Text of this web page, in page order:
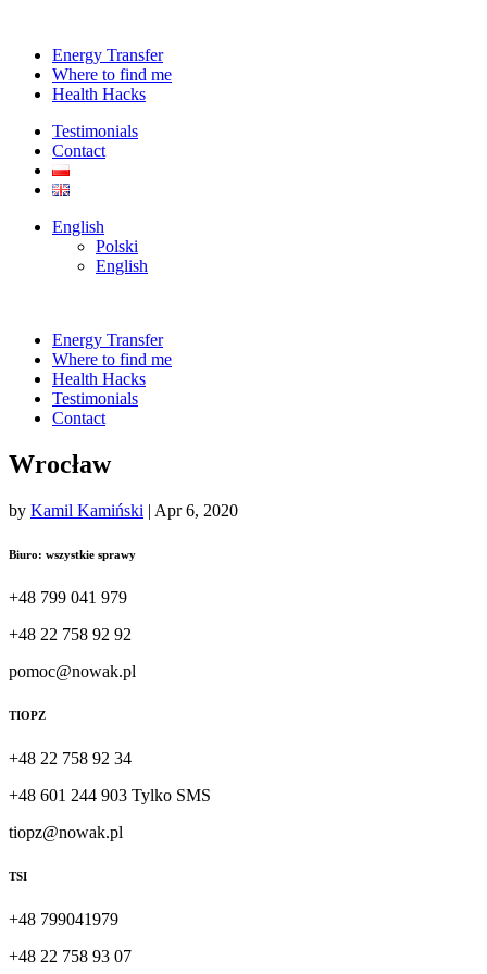
Energy Transfer
Where to find me
Health Hacks
Testimonials
Contact
English
Polski
English
Energy Transfer
Where to find me
Health Hacks
Testimonials
Contact
Wrocław
by Kamil Kamiński | Apr 6, 2020
Biuro: wszystkie sprawy
+48 799 041 979
+48 22 758 92 92
pomoc@nowak.pl
TIOPZ
+48 22 758 92 34
+48 601 244 903 Tylko SMS
tiopz@nowak.pl
TSI
+48 799041979
+48 22 758 93 07